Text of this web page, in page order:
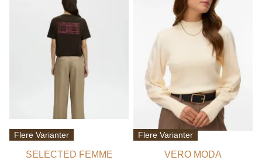
Flere Varianter
SELECTED FEMME
Flere Varianter
VERO MODA